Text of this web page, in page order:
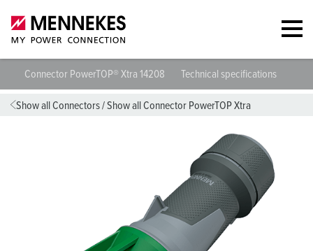
Connector PowerTOP® Xtra 14208 Technical specifications
Show all Connectors/Show all Connector PowerTOP Xtra